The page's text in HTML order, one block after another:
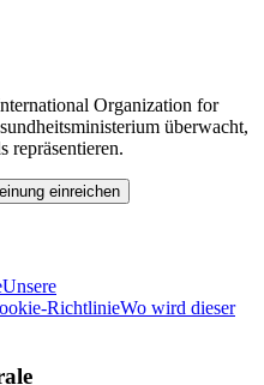
Organization for
überwacht,
repräsentieren.
einreichen
Unsere
RichtlinieWo wird dieser